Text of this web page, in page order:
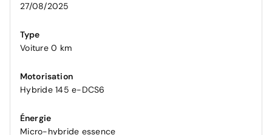
27/08/2025
Type
Voiture 0 km
Motorisation
Hybride 145 e-DCS6
Énergie
Micro-hybride essence